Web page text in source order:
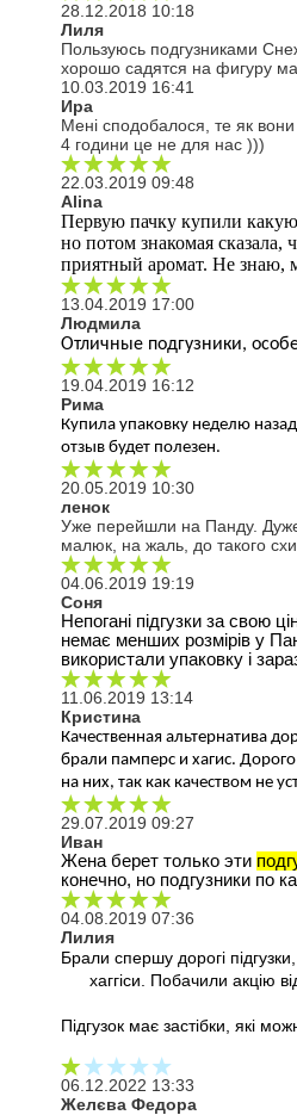
28.12.2018 10:18
Лиля
Пользуюсь подгузниками
хорошо садятся на фигуру
10.03.2019 16:41
Ира
Мені сподобалося, те як
4 години це не для нас )))
22.03.2019 09:48
Alina
Первую пачку купили
но потом знакомая сказала,
приятный аромат. Не знаю,
13.04.2019 17:00
Людмила
Отличные подгузники,
19.04.2019 16:12
Рима
Купила упаковку неделю
отзыв будет полезен.
20.05.2019 10:30
ленок
Уже перейшли на Панду. Дуже
малюк, на жаль, до такого
04.06.2019 19:19
Соня
Непогані підгузки за свою
немає менших розмірів у
використали упаковку і
11.06.2019 13:14
Кристина
Качественная альтернатива
брали памперс и хагис.
на них, так как качеством не
29.07.2019 09:27
Иван
Жена берет только эти
конечно, но подгузники по
04.08.2019 07:36
Лилия
Брали спершу дорогі
хаггіси. Побачили акцію
Підгузок має застібки, які
06.12.2022 13:33
Желєва Федора